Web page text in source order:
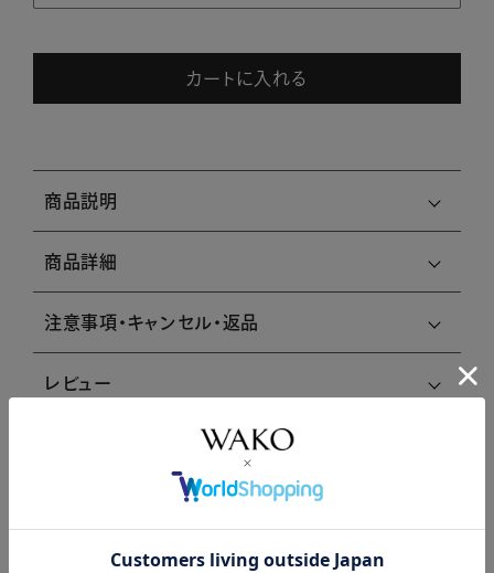
カートに入れる
商品説明
商品詳細
注意事項・キャンセル・返品
レビュー
レビューはありません。